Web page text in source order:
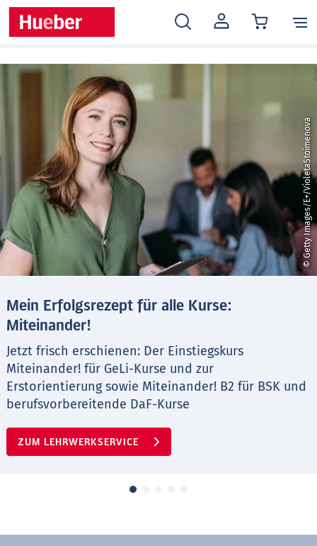
MEIN
KONTO
© Getty Images/E+/VioletaStoimenova
Mein Erfolgsrezept für alle Kurse:
Miteinander!
Jetzt frisch erschienen: Der Einstiegskurs
Miteinander! für GeLi-Kurse und zur
Erstorientierung sowie Miteinander! B2 für BSK und
berufsvorbereitende DaF-Kurse
ZUM LEHRWERKSERVICE